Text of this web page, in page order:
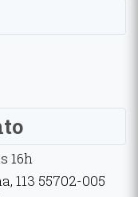
16h
113 55702-005